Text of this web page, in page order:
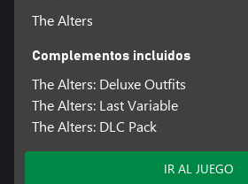
The Alters
Complementos incluidos
The Alters: Deluxe Outfits
The Alters: Last Variable
The Alters: DLC Pack
IR AL JUEGO